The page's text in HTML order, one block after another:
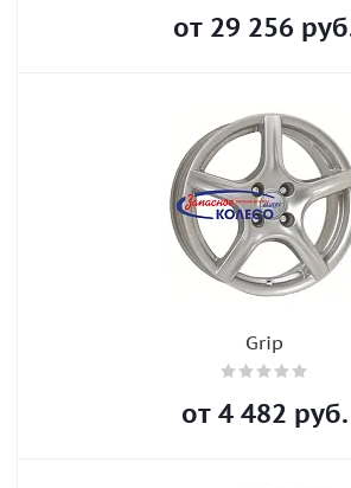
от 29 256
Grip
от 4 482 руб.